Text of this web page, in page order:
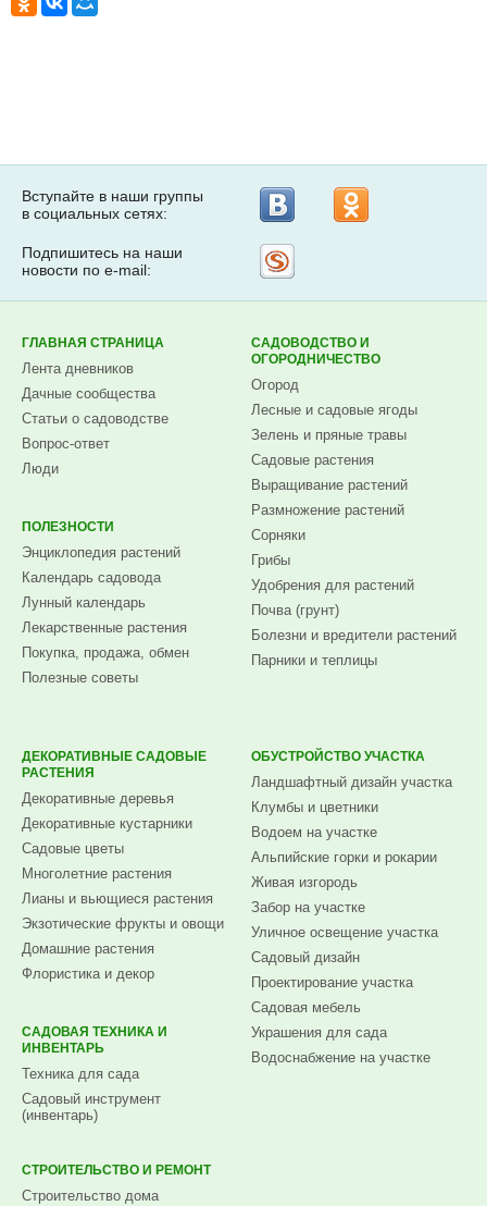
Вступайте в наши группы
в социальных сетях:
Подпишитесь на наши
новости по e-mail:
ГЛАВНАЯ СТРАНИЦА
Лента дневников
Дачные сообщества
Статьи о садоводстве
Вопрос-ответ
Люди
ПОЛЕЗНОСТИ
Энциклопедия растений
Календарь садовода
Лунный календарь
Лекарственные растения
Покупка, продажа, обмен
Полезные советы
САДОВОДСТВО И
ОГОРОДНИЧЕСТВО
Огород
Лесные и садовые ягоды
Зелень и пряные травы
Садовые растения
Выращивание растений
Размножение растений
Сорняки
Грибы
Удобрения для растений
Почва (грунт)
Болезни и вредители растений
Парники и теплицы
ДЕКОРАТИВНЫЕ САДОВЫЕ
РАСТЕНИЯ
Декоративные деревья
Декоративные кустарники
Садовые цветы
Многолетние растения
Лианы и вьющиеся растения
Экзотические фрукты и овощи
Домашние растения
Флористика и декор
САДОВАЯ ТЕХНИКА И
ИНВЕНТАРЬ
Техника для сада
Садовый инструмент
(инвентарь)
ОБУСТРОЙСТВО УЧАСТКА
Ландшафтный дизайн участка
Клумбы и цветники
Водоем на участке
Альпийские горки и рокарии
Живая изгородь
Забор на участке
Уличное освещение участка
Садовый дизайн
Проектирование участка
Садовая мебель
Украшения для сада
Водоснабжение на участке
СТРОИТЕЛЬСТВО И РЕМОНТ
Строительство дома